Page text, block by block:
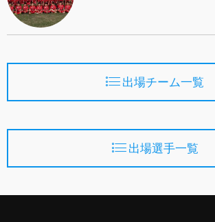
出場チーム一覧
出場選手一覧